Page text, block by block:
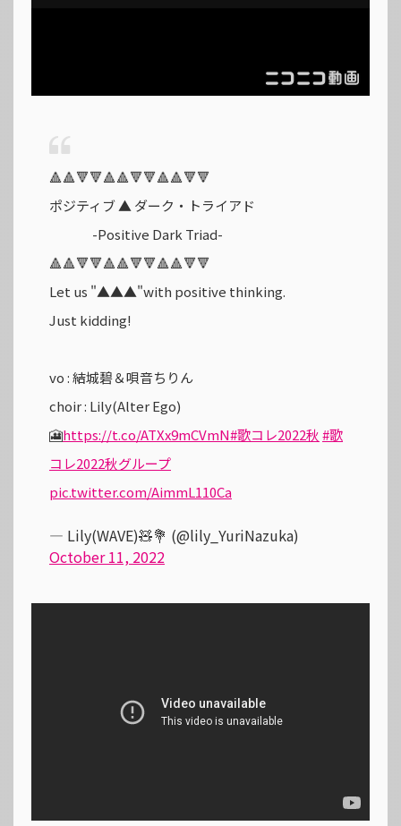
🔺🔺🔻🔻🔺🔺🔻🔻🔺🔺🔻🔻
ポジティブ ▲ ダーク・トライアド
-Positive Dark Triad-
🔺🔺🔻🔻🔺🔺🔻🔻🔺🔺🔻🔻
Let us "▲▲▲"with positive thinking.
Just kidding!
vo : 結城碧＆唄音ちりん
choir : Lily(Alter Ego)
🎦https://t.co/ATXx9mCVmN#歌コレ2022秋#歌
コレ2022秋グループ
pic.twitter.com/AimmL110Ca
— Lily(WAVE)🧸💐 (@lily_YuriNazuka)
October 11, 2022